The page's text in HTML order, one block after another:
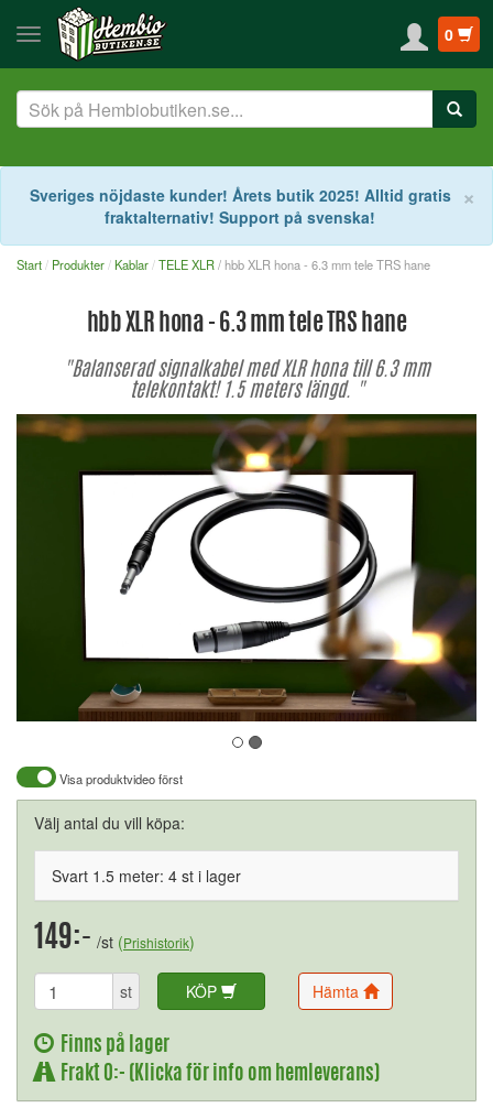
0
×
Sveriges nöjdaste kunder! Årets butik 2025! Alltid gratis
fraktalternativ! Support på svenska!
Start Produkter Kablar TELE XLR/ hbb XLR hona - 6.3 mm tele TRS hane
hbb XLR hona - 6.3 mm tele TRS hane
"Balanserad signalkabel med XLR hona till 6.3 mm
telekontakt! 1.5 meters längd. "
Visa produktvideo först
Välj antal du vill köpa:
Svart 1.5 meter: 4 st i lager
149:- /st (Prishistorik)
st KÖP Hämta
Finns på lager
Frakt 0:- (Klicka för info om hemleverans)